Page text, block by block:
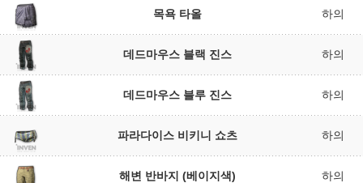
목욕 타올 하의
데드마우스 블랙 진스 하의
데드마우스 블루 진스 하의
파라다이스 비키니 쇼츠 하의
해변 반바지 (베이지색) 하의